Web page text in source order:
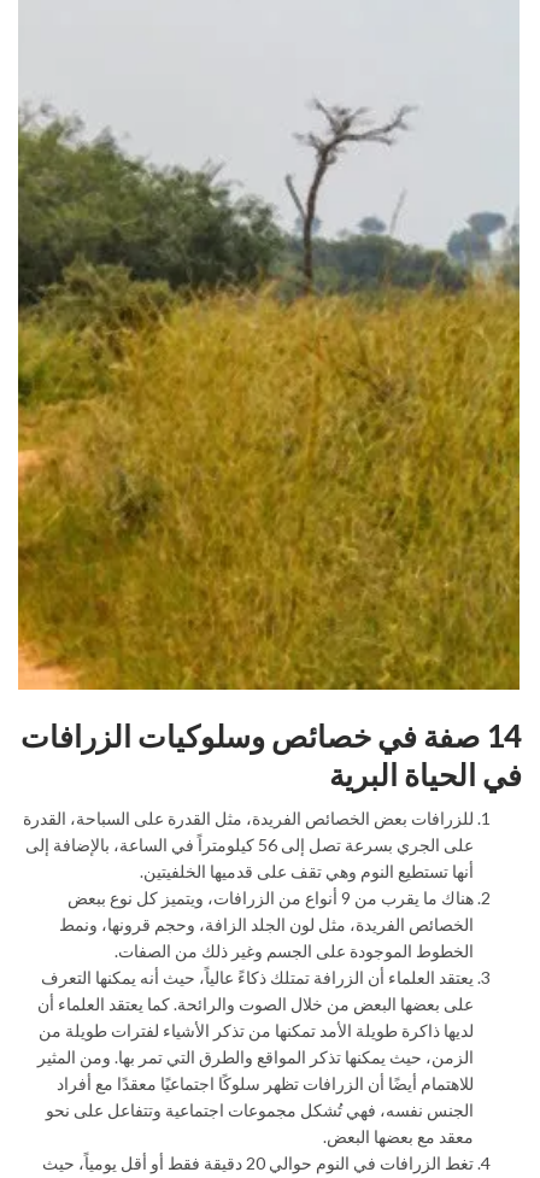
14 صفة في خصائص وسلوكيات الزرافات
في الحياة البرية
للزرافات بعض الخصائص الفريدة، مثل القدرة على السباحة، القدرة
على الجري بسرعة تصل إلى 56 كيلومتراً في الساعة، بالإضافة إلى
أنها تستطيع النوم وهي تقف على قدميها الخلفيتين.
هناك ما يقرب من 9 أنواع من الزرافات، ويتميز كل نوع ببعض
الخصائص الفريدة، مثل لون الجلد الزافة، وحجم قرونها، ونمط
الخطوط الموجودة على الجسم وغير ذلك من الصفات.
يعتقد العلماء أن الزرافة تمتلك ذكاءً عالياً، حيث أنه يمكنها التعرف
على بعضها البعض من خلال الصوت والرائحة. كما يعتقد العلماء أن
لديها ذاكرة طويلة الأمد تمكنها من تذكر الأشياء لفترات طويلة من
الزمن، حيث يمكنها تذكر المواقع والطرق التي تمر بها. ومن المثير
للاهتمام أيضًا أن الزرافات تظهر سلوكًا اجتماعيًا معقدًا مع أفراد
الجنس نفسه، فهي تُشكل مجموعات اجتماعية وتتفاعل على نحو
معقد مع بعضها البعض.
تغط الزرافات في النوم حوالي 20 دقيقة فقط أو أقل يومياً، حيث